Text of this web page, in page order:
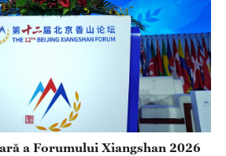
a Forumului Xiangshan 2026